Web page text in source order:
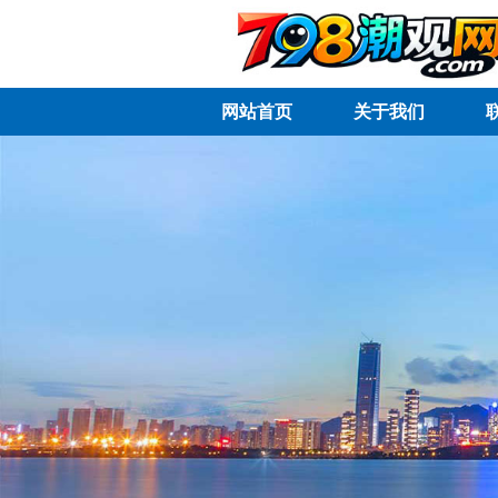
网站首页 关于我们